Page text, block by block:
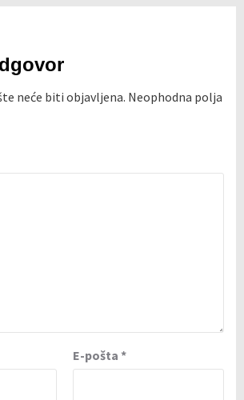
neće biti objavljena. Neophodna polja
E-pošta *